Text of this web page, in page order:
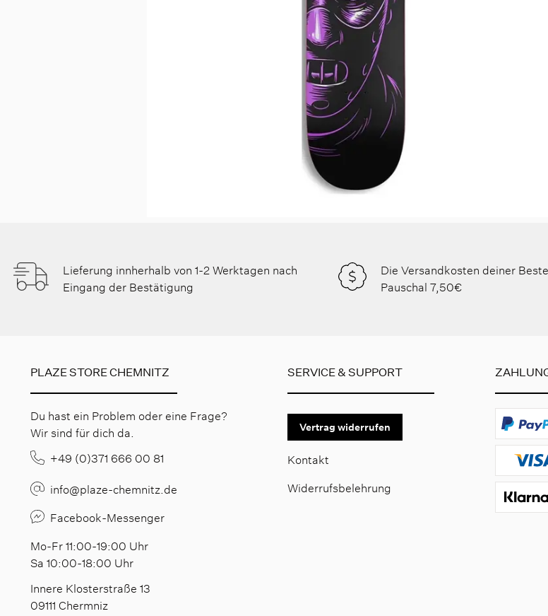
Lieferung innherhalb von 1-2 Werktagen nach
Eingang der Bestätigung
Die Versandkosten deiner
Pauschal 7,50€
PLAZE STORE CHEMNITZ
Du hast ein Problem oder eine Frage?
Wir sind für dich da.
+49 (0)371 666 00 81
info@plaze-chemnitz.de
Facebook-Messenger
Mo-Fr 11:00-19:00 Uhr
Sa 10:00-18:00 Uhr
Innere Klosterstraße 13
09111 Chermniz
SERVICE & SUPPORT
Vertrag widerrufen
Kontakt
Widerrufsbelehrung